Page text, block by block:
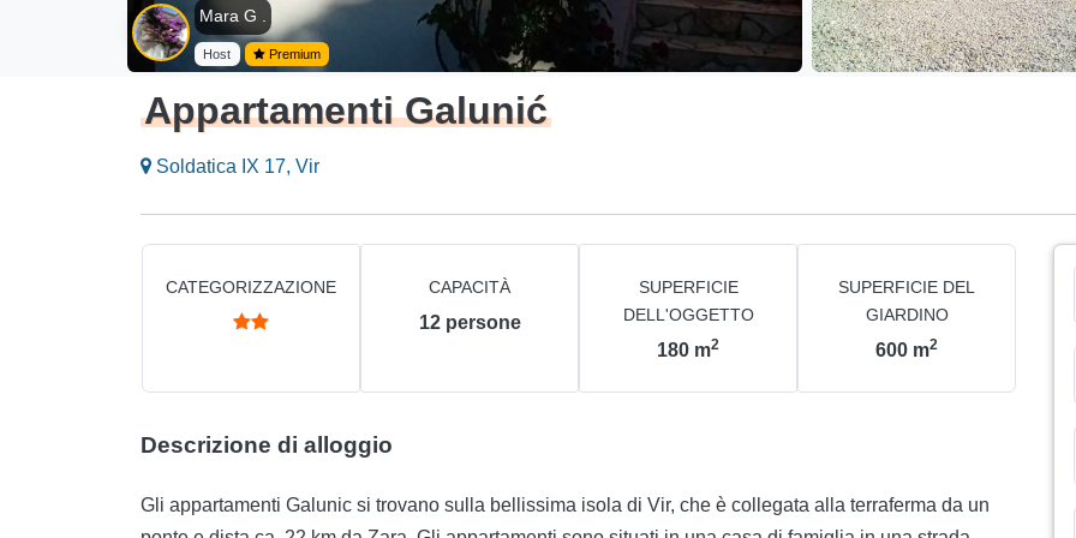
Mara G .
Host Premium
Appartamenti Galunić
Soldatica IX 17, Vir
CATEGORIZZAZIONE CAPACITÀ
12 persone
SUPERFICIE
DELL'OGGETTO
180 m2
SUPERFICIE DEL
GIARDINO
600 m2
Descrizione di alloggio
Gli appartamenti Galunic si trovano sulla bellissima isola di Vir, che è collegata alla terraferma da un